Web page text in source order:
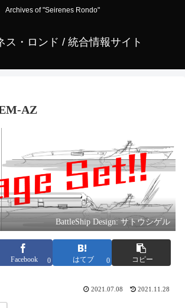
Archives of "Seirenes Rondo"
ス・ロンド / 統合情報サイト
AZ
BattleShip Design: サトウシゲル
Facebook 0 はてブ 0 コピー
2021.07.08 2021.11.28